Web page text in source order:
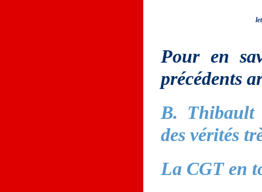
Pour en
précédents
B. Thibault
des vérités
La CGT en